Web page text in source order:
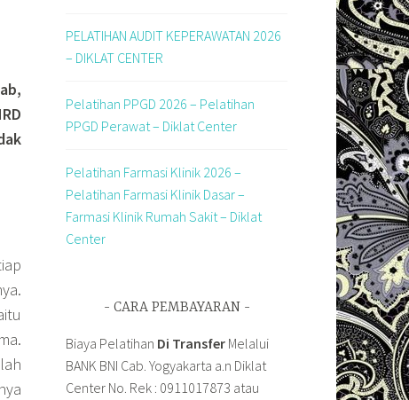
PELATIHAN AUDIT KEPERAWATAN 2026
– DIKLAT CENTER
Pelatihan PPGD 2026 – Pelatihan
PPGD Perawat – Diklat Center
Pelatihan Farmasi Klinik 2026 –
Pelatihan Farmasi Klinik Dasar –
Farmasi Klinik Rumah Sakit – Diklat
Center
CARA PEMBAYARAN
Biaya Pelatihan Di Transfer Melalui
BANK BNI Cab. Yogyakarta a.n Diklat
Center No. Rek : 0911017873 atau